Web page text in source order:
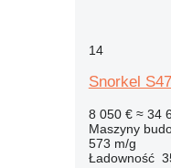
14
Snorkel
8 050 € ≈ 34
Maszyny
573 m/g
Ładowność